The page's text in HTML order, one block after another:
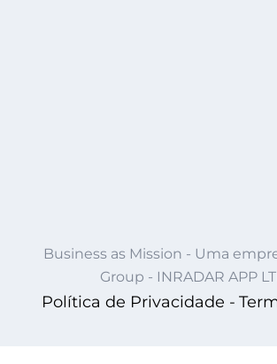
Business as Mission - Uma
Group - INRADAR APP
Política de Privacidade -